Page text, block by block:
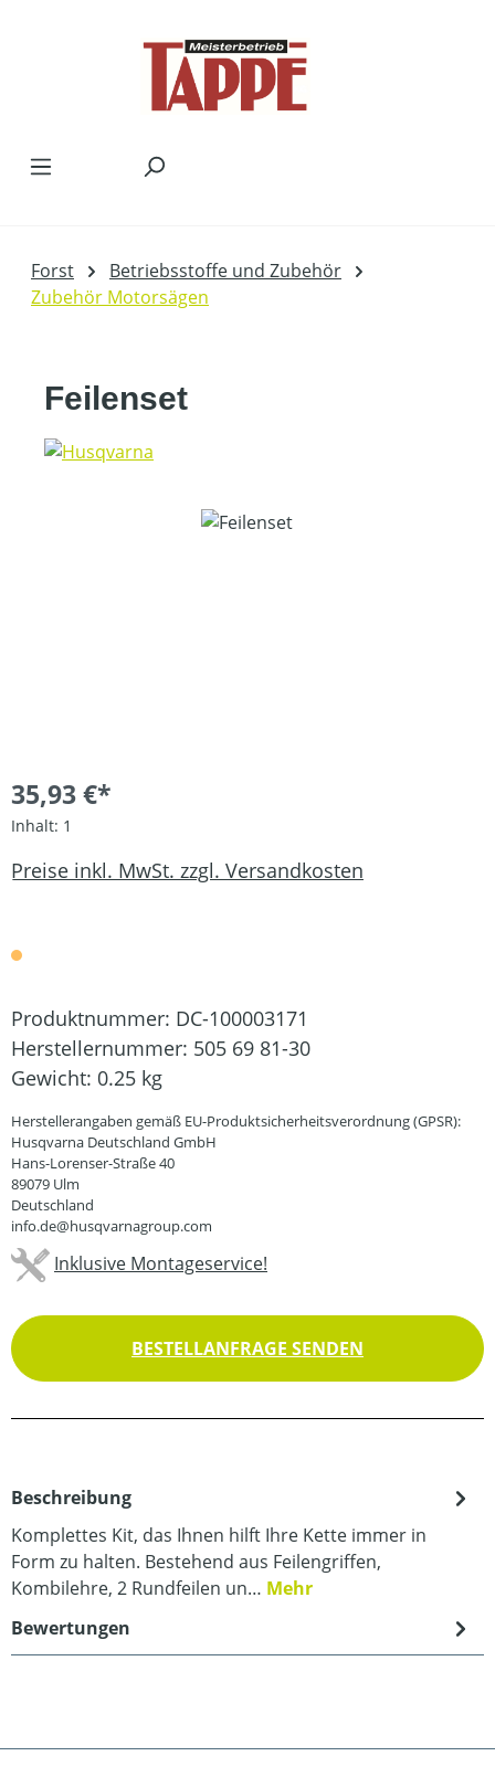
Forst
Betriebsstoffe und Zubehör
Zubehör Motorsägen
Feilenset
Bildergalerie überspringen
35,93 €*
Inhalt: 1
Preise inkl. MwSt. zzgl. Versandkosten
Produktnummer: DC-100003171
Herstellernummer: 505 69 81-30
Gewicht: 0.25 kg
Herstellerangaben gemäß EU-Produktsicherheitsverordnung (GPSR):
Husqvarna Deutschland GmbH
Hans-Lorenser-Straße 40
89079 Ulm
Deutschland
info.de@husqvarnagroup.com
Inklusive Montageservice!
BESTELLANFRAGE SENDEN
Beschreibung
Komplettes Kit, das Ihnen hilft Ihre Kette immer in
Form zu halten. Bestehend aus Feilengriffen,
Kombilehre, 2 Rundfeilen un… Mehr
Bewertungen